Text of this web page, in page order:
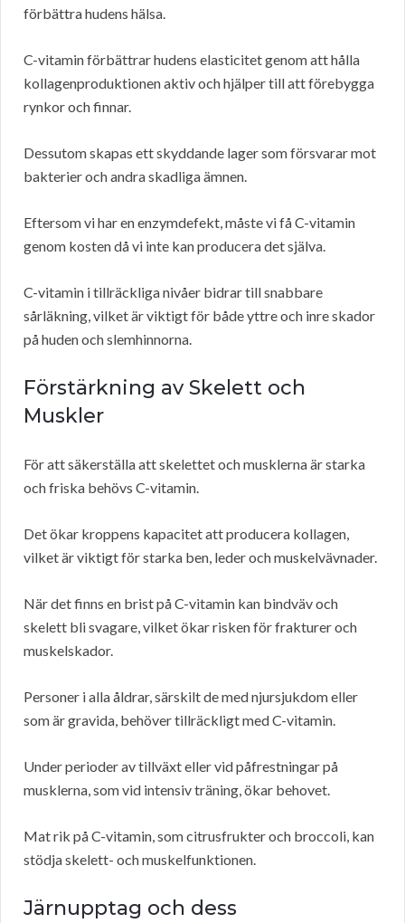
förbättra hudens hälsa.
C-vitamin förbättrar hudens elasticitet genom att hålla
kollagenproduktionen aktiv och hjälper till att förebygga
rynkor och finnar.
Dessutom skapas ett skyddande lager som försvarar mot
bakterier och andra skadliga ämnen.
Eftersom vi har en enzymdefekt, måste vi få C-vitamin
genom kosten då vi inte kan producera det själva.
C-vitamin i tillräckliga nivåer bidrar till snabbare
sårläkning, vilket är viktigt för både yttre och inre skador
på huden och slemhinnorna.
Förstärkning av Skelett och
Muskler
För att säkerställa att skelettet och musklerna är starka
och friska behövs C-vitamin.
Det ökar kroppens kapacitet att producera kollagen,
vilket är viktigt för starka ben, leder och muskelvävnader.
När det finns en brist på C-vitamin kan bindväv och
skelett bli svagare, vilket ökar risken för frakturer och
muskelskador.
Personer i alla åldrar, särskilt de med njursjukdom eller
som är gravida, behöver tillräckligt med C-vitamin.
Under perioder av tillväxt eller vid påfrestningar på
musklerna, som vid intensiv träning, ökar behovet.
Mat rik på C-vitamin, som citrusfrukter och broccoli, kan
stödja skelett- och muskelfunktionen.
Järnupptag och dess